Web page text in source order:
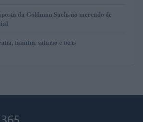
da Goldman Sachs no mercado de
família, salário e bens